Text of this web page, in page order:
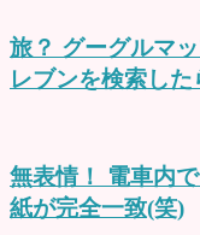
旅？ グーグルマ
レブンを検索した
無表情！ 電車内
紙が完全一致(笑)